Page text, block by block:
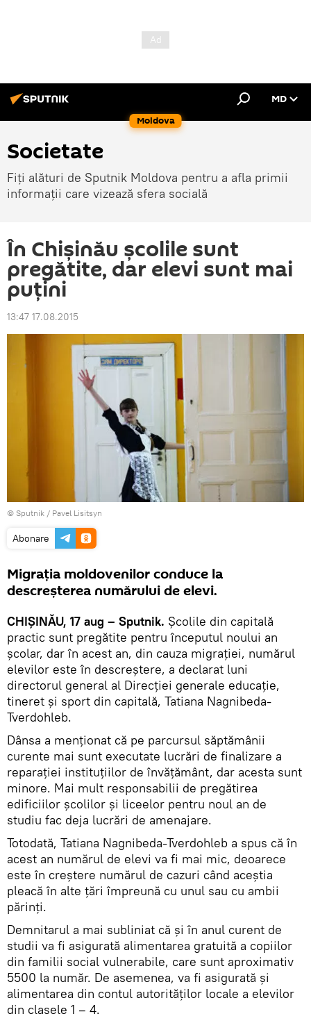
Moldova
MD
Societate
Fiți alături de Sputnik Moldova pentru a afla primii
informații care vizează sfera socială
În Chişinău şcolile sunt
pregătite, dar elevi sunt mai
puţini
13:47 17.08.2015
© Sputnik / Pavel Lisitsyn
Abonare
Migraţia moldovenilor conduce la
descreşterea numărului de elevi.
CHIŞINĂU, 17 aug – Sputnik. Şcolile din capitală
practic sunt pregătite pentru începutul noului an
şcolar, dar în acest an, din cauza migraţiei, numărul
elevilor este în descreştere, a declarat luni
directorul general al Direcţiei generale educaţie,
tineret şi sport din capitală, Tatiana Nagnibeda-
Tverdohleb.
Dânsa a menţionat că pe parcursul săptămânii
curente mai sunt executate lucrări de finalizare a
reparaţiei instituţiilor de învăţământ, dar acesta sunt
minore. Mai mult responsabilii de pregătirea
edificiilor şcolilor şi liceelor pentru noul an de
studiu fac deja lucrări de amenajare.
Totodată, Tatiana Nagnibeda-Tverdohleb a spus că în
acest an numărul de elevi va fi mai mic, deoarece
este în creştere numărul de cazuri când aceştia
pleacă în alte ţări împreună cu unul sau cu ambii
părinţi.
Demnitarul a mai subliniat că şi în anul curent de
studii va fi asigurată alimentarea gratuită a copiilor
din familii social vulnerabile, care sunt aproximativ
5500 la număr. De asemenea, va fi asigurată şi
alimentarea din contul autorităţilor locale a elevilor
din clasele 1 – 4.